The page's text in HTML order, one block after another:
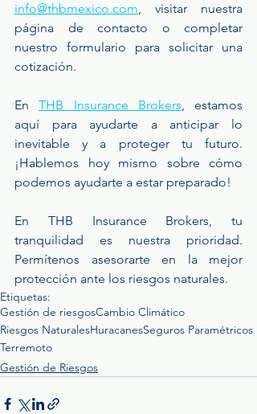
info@thbmexico.com, visitar nuestra
página de contacto o completar
nuestro formulario para solicitar una
cotización.
En THB Insurance Brokers, estamos
aquí para ayudarte a anticipar lo
inevitable y a proteger tu futuro.
¡Hablemos hoy mismo sobre cómo
podemos ayudarte a estar preparado!
En THB Insurance Brokers, tu
tranquilidad es nuestra prioridad.
Permítenos asesorarte en la mejor
protección ante los riesgos naturales.
Etiquetas:
Gestión de riesgosCambio Climático
Riesgos NaturalesHuracanesSeguros Paramétricos
Terremoto
Gestión de Riesgos